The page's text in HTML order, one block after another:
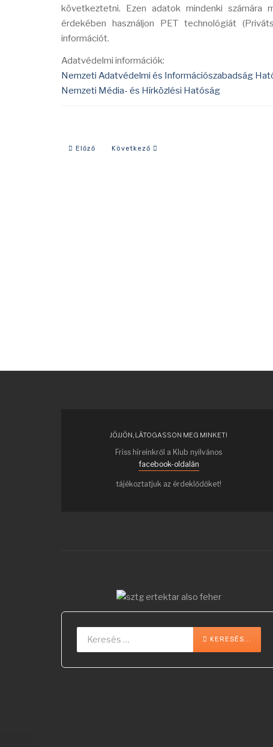
következtetni. Ezen adatok mindenki számára
érdekében használjon PET technológiát
információt.
Adatvédelmi információk:
Nemzeti Adatvédelmi és Információszabadság
Nemzeti Média- és Hírközlési Hatóság
Előző cikk: Hogyan tudok segíteni a honismereti
Előző Következő cikk: Kedves Látogató!
Következő
JÖJJÖN, LÁTOGASSON MEG MINKET!
Friss híreinkről a Klub nyilvános
facebook-oldalán
tájékoztatjuk az érdeklődőket!
Keresés... Type 2 or more
KERESÉS...